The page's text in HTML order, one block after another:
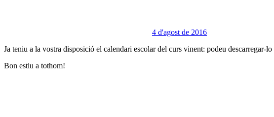
4 d'agost de 2016
Ja teniu a la vostra disposició el calendari escolar del curs vinent: podeu descarregar-lo
Bon estiu a tothom!